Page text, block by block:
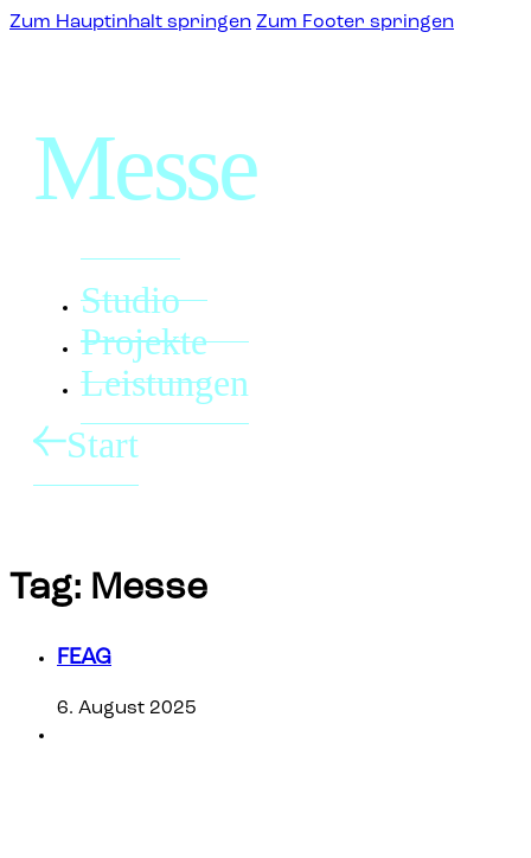
Zum Hauptinhalt springen Zum Footer springen
Messe
Studio
Projekte
Leistungen
Start
Tag: Messe
FEAG
6. August 2025